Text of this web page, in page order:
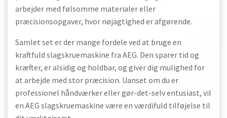
arbejder med følsomme materialer eller
præcisionsopgaver, hvor nøjagtighed er afgørende.
Samlet set er der mange fordele ved at bruge en
kraftfuld slagskruemaskine fra AEG. Den sparer tid og
kræfter, er alsidig og holdbar, og giver dig mulighed for
at arbejde med stor præcision. Uanset om du er
professionel håndværker eller gør-det-selv entusiast, vil
en AEG slagskruemaskine være en værdifuld tilføjelse til